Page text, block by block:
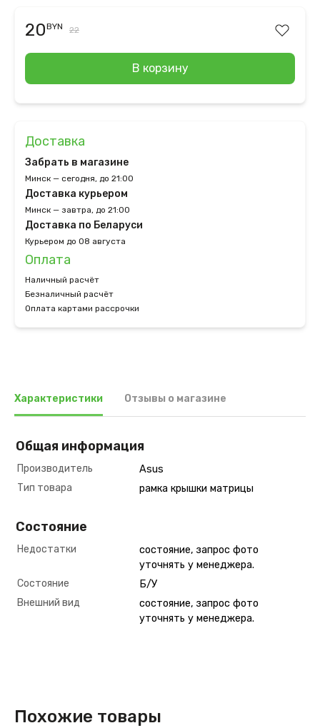
20BYN 22
В корзину
Доставка
Забрать в магазине
Минск — сегодня, до 21:00
Доставка курьером
Минск — завтра, до 21:00
Доставка по Беларуси
Курьером до 08 августа
Оплата
Наличный расчёт
Безналичный расчёт
Оплата картами рассрочки
Характеристики Отзывы о магазине
Общая информация
Производитель
Asus
Тип товара
рамка крышки матрицы
Состояние
Недостатки
состояние, запрос фото
уточнять у менеджера.
Состояние
Б/У
Внешний вид
состояние, запрос фото
уточнять у менеджера.
Похожие товары